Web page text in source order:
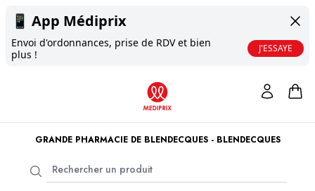
📱 App Médiprix
Envoi d'ordonnances, prise de RDV et bien
plus !
J'ESSAYE
GRANDE PHARMACIE DE BLENDECQUES - BLENDECQUES